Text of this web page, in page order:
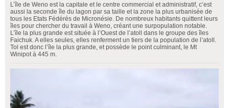
L’île de Weno est la capitale et le centre commercial et administratif, c’est
aussi la seconde île du lagon par sa taille et la zone la plus urbanisée de
tous les Etats Fédérés de Micronésie. De nombreux habitants quittent leurs
îles pour chercher du travail à Weno, créant une surpopulation notable.
L’île la plus grande est située à l’Ouest de l’atoll dans le groupe des îles
Faichuk. A elles seules, elles renferment un tiers de la population de l’atoll.
Tol est donc l’île la plus grande, et possède le point culminant, le Mt
Winipot à 445 m.